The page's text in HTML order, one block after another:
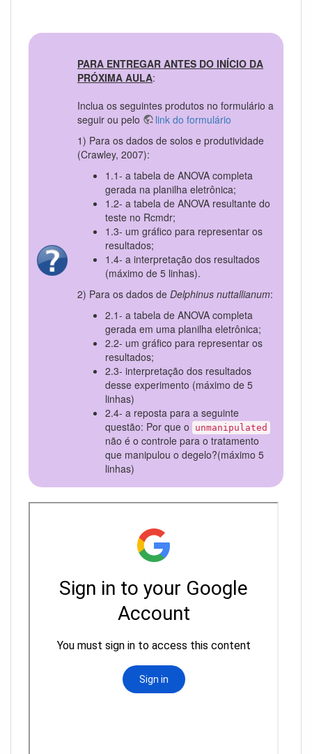
PARA ENTREGAR ANTES DO INÍCIO DA
PRÓXIMA AULA:
Inclua os seguintes produtos no formulário a
seguir ou pelo
link do formulário
1) Para os dados de solos e produtividade
(Crawley, 2007):
1.1- a tabela de ANOVA completa
gerada na planilha eletrônica;
1.2- a tabela de ANOVA resultante do
teste no Rcmdr;
1.3- um gráfico para representar os
resultados;
1.4- a interpretação dos resultados
(máximo de 5 linhas).
2) Para os dados de Delphinus nuttallianum:
2.1- a tabela de ANOVA completa
gerada em uma planilha eletrônica;
2.2- um gráfico para representar os
resultados;
2.3- interpretação dos resultados
desse experimento (máximo de 5
linhas)
2.4- a reposta para a seguinte
questão: Por que o
unmanipulated
não é o controle para o tratamento
que manipulou o degelo?(máximo 5
linhas)